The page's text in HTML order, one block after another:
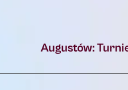
Augustów: